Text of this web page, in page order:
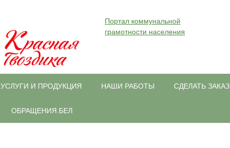
Портал коммунальной
грамотности населения
УСЛУГИ И ПРОДУКЦИЯ НАШИ РАБОТЫ СДЕЛАТЬ ЗАКАЗ
ОБРАЩЕНИЯ.БЕЛ